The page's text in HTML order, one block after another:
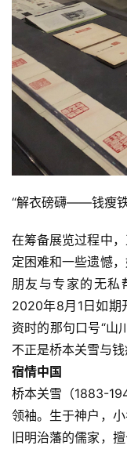
“解衣磅礴——钱瘦
在筹备展览过程中
定困难和一些遗憾
朋友与专家的无私
2020年8月1日如期
资时的那句口号“山
不正是桥本关雪与
宿情中国
桥本关雪（1883-
领袖。生于神户，
旧明治藩的儒家，